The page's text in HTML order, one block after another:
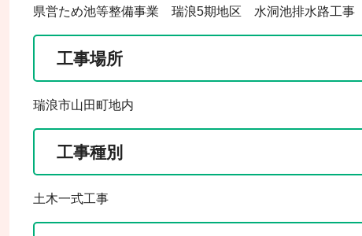
県営ため池等整備事業 瑞浪5期地区 水洞池排水路工事
工事場所
瑞浪市山田町地内
工事種別
土木一式工事